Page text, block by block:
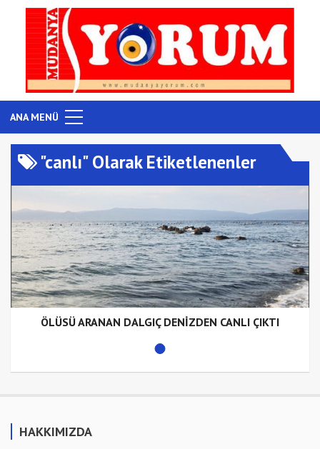
ANA MENÜ
"canlı" Olarak Etiketlenenler
ÖLÜSÜ ARANAN DALGIÇ DENİZDEN CANLI ÇIKTI
HAKKIMIZDA